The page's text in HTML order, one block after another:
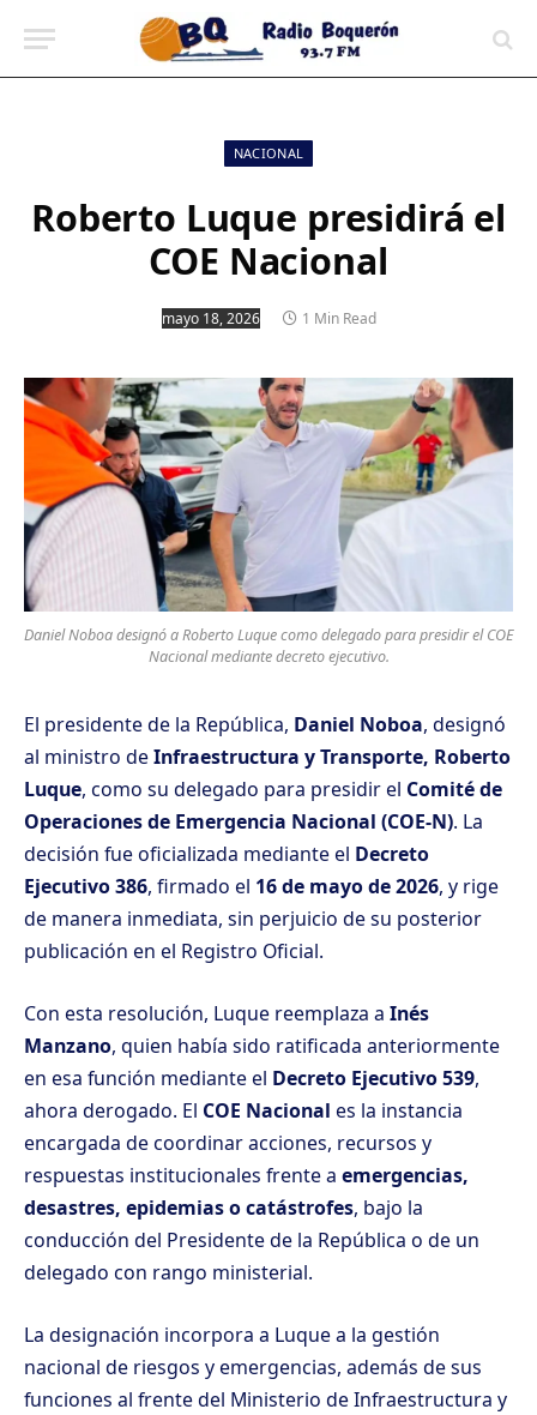
NACIONAL
Roberto Luque presidirá el
COE Nacional
mayo 18, 2026 1 Min Read
Daniel Noboa designó a Roberto Luque como delegado para presidir el COE
Nacional mediante decreto ejecutivo.
El presidente de la República, Daniel Noboa, designó
al ministro deInfraestructura y Transporte, Roberto
Luque, como su delegado para presidir el Comité de
Operaciones de Emergencia Nacional (COE-N). La
decisión fue oficializada mediante el Decreto
Ejecutivo 386, firmado el 16 de mayo de 2026, y rige
de manera inmediata, sin perjuicio de su posterior
publicación en el Registro Oficial.
Con esta resolución, Luque reemplaza a Inés
Manzano, quien había sido ratificada anteriormente
en esa función mediante el Decreto Ejecutivo 539,
ahora derogado. El COE Nacional es la instancia
encargada de coordinar acciones, recursos y
respuestas institucionales frente a emergencias,
desastres, epidemias o catástrofes, bajo la
conducción del Presidente de la República o de un
delegado con rango ministerial.
La designación incorpora a Luque a la gestión
nacional de riesgos y emergencias, además de sus
funciones al frente del Ministerio de Infraestructura y